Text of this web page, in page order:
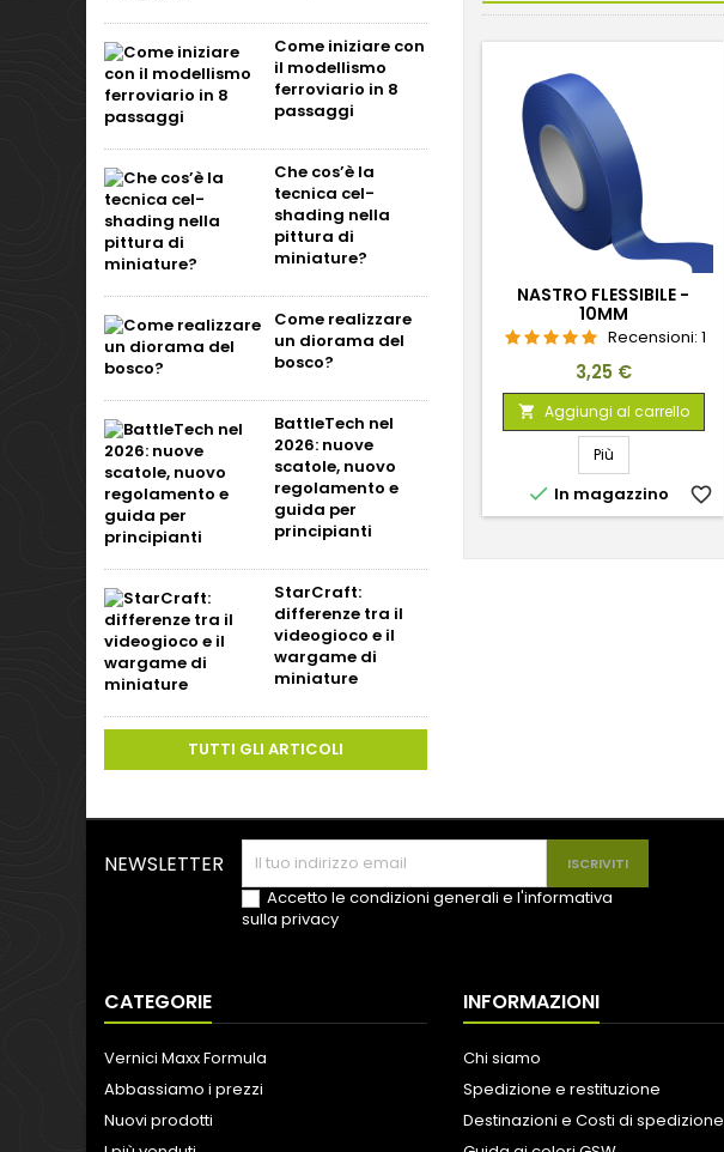
Come iniziare con
il modellismo
ferroviario in 8
passaggi
Che cos’è la
tecnica cel-
shading nella
pittura di
miniature?
Come realizzare
un diorama del
bosco?
BattleTech nel
2026: nuove
scatole, nuovo
regolamento e
guida per
principianti
StarCraft:
differenze tra il
videogioco e il
wargame di
miniature
TUTTI GLI ARTICOLI
NASTRO FLESSIBILE -
10MM
Recensioni: 1
Prezzo
3,25 €
 Aggiungi al carrello
Più
 In magazzino favorite_border
NEWSLETTER
Accetto le condizioni generali e l'informativa
sulla privacy
CATEGORIE
Vernici Maxx Formula
Abbassiamo i prezzi
Nuovi prodotti
INFORMAZIONI
Chi siamo
Spedizione e restituzione
Destinazioni e Costi di spedizione